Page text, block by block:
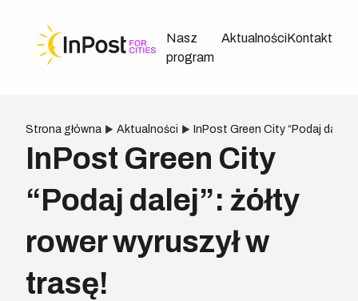
Nasz
program
AktualnościKontakt
Strona główna Aktualności InPost Green City “Podaj
InPost Green City
“Podaj dalej”: żółty
rower wyruszył w
trasę!